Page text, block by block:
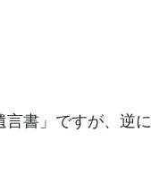
書」ですが、逆